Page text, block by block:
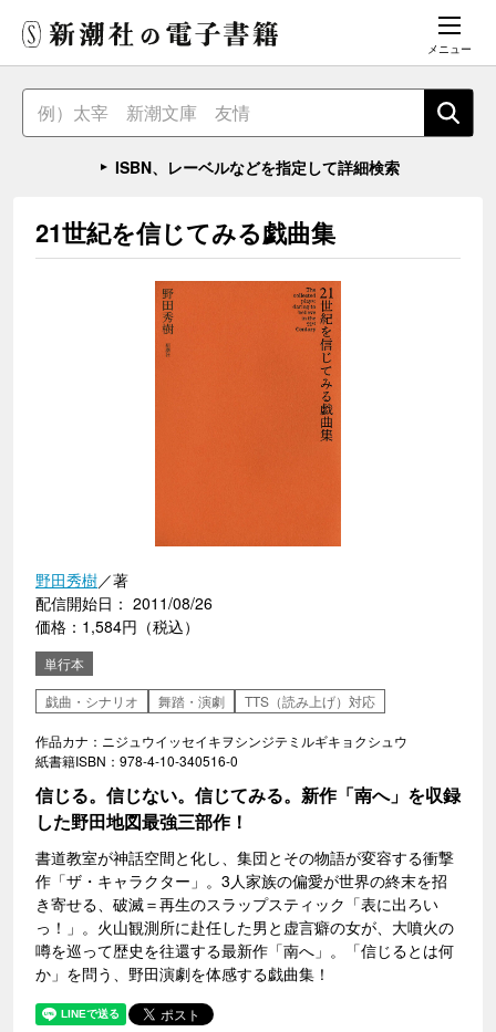
メニュー
ISBN、レーベルなどを指定して詳細検索
21世紀を信じてみる戯曲集
野田秀樹／著
配信開始日： 2011/08/26
価格：1,584円（税込）
単行本
戯曲・シナリオ
舞踏・演劇 TTS（読み上げ）対応
作品カナ：ニジュウイッセイキヲシンジテミルギキョクシュウ
紙書籍ISBN：978-4-10-340516-0
信じる。信じない。信じてみる。新作「南へ」を収録
した野田地図最強三部作！
書道教室が神話空間と化し、集団とその物語が変容する衝撃
作「ザ・キャラクター」。3人家族の偏愛が世界の終末を招
き寄せる、破滅＝再生のスラップスティック「表に出ろい
っ！」。火山観測所に赴任した男と虚言癖の女が、大噴火の
噂を巡って歴史を往還する最新作「南へ」。「信じるとは何
か」を問う、野田演劇を体感する戯曲集！